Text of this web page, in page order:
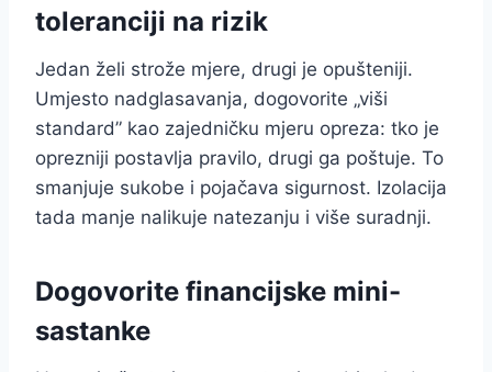
toleranciji na rizik
Jedan želi strože mjere, drugi je opušteniji.
Umjesto nadglasavanja, dogovorite „viši
standard” kao zajedničku mjeru opreza: tko je
oprezniji postavlja pravilo, drugi ga poštuje. To
smanjuje sukobe i pojačava sigurnost. Izolacija
tada manje nalikuje natezanju i više suradnji.
Dogovorite financijske mini-
sastanke